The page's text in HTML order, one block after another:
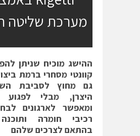
מערכת שליטה
ההישג מוכיח שניתן
קוונטי מסחרי ברמת
גם מחוץ לסביבת
היצרן, מבלי לפגוע
ומאפשר לארגונים
רכיבי חומרה ותוכנה
בהתאם לצרכים שלהם